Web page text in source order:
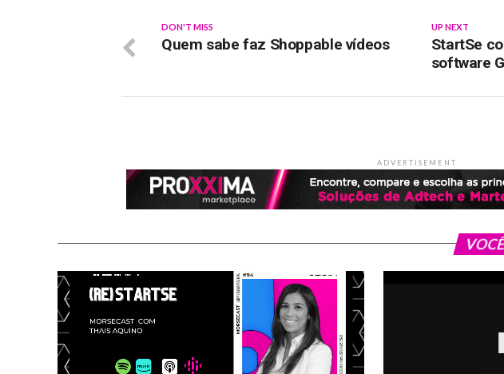
UP NEXT
StartSe
software
DON'T MISS
Quem sabe faz Shoppable vídeos
ADVERTISEMENT